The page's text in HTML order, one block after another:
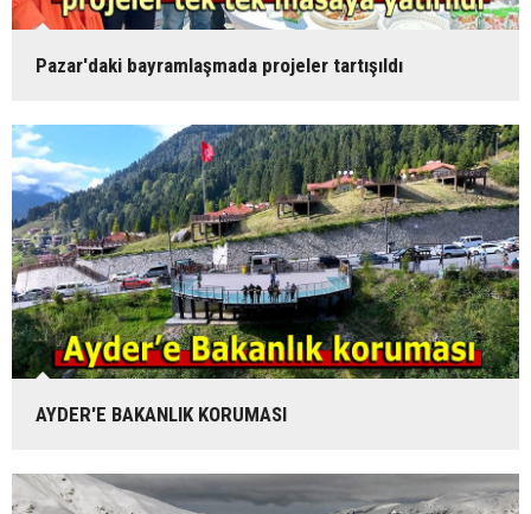
Pazar'daki bayramlaşmada projeler tartışıldı
AYDER'E BAKANLIK KORUMASI